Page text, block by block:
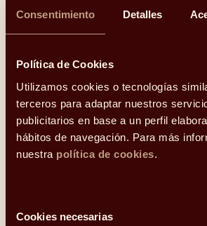
Consentimiento Detalles
Política de Cookies
Utilizamos cookies o tecnologías
terceros para adaptar nuestros
publicitarios en base a un perfil
hábitos de navegación. Para más
nuestra política de cookies.
deCookies necesarias